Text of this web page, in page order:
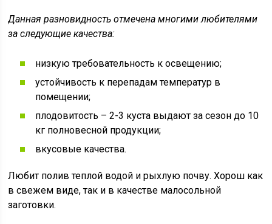
Данная разновидность отмечена многими любителями
за следующие качества:
низкую требовательность к освещению;
устойчивость к перепадам температур в
помещении;
плодовитость – 2-3 куста выдают за сезон до 10
кг полновесной продукции;
вкусовые качества.
Любит полив теплой водой и рыхлую почву. Хорош как
в свежем виде, так и в качестве малосольной
заготовки.